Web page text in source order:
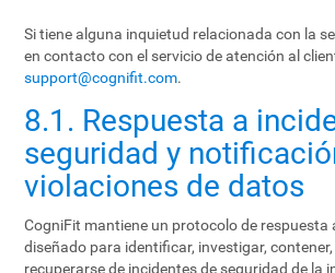
Si tiene alguna inquietud relacionada con la
en contacto con el servicio de atención al
support@cognifit.com.
8.1. Respuesta a
seguridad y
violaciones de datos
CogniFit mantiene un protocolo de respuesta
diseñado para identificar, investigar,
recuperarse de incidentes de seguridad de la